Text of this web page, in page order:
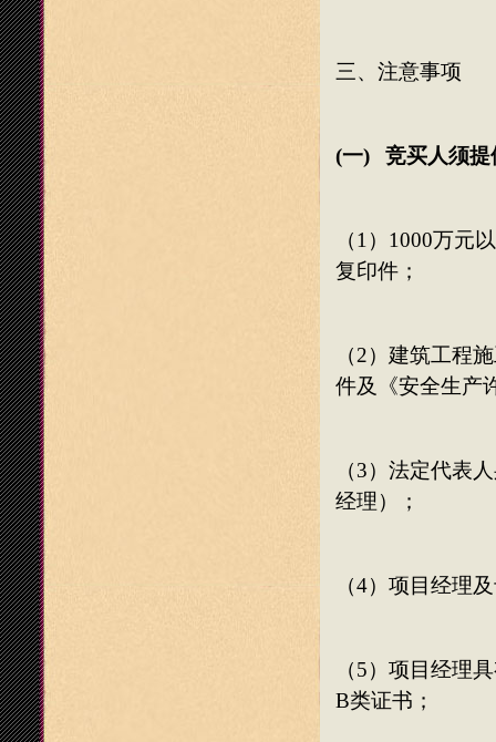
三、注意事项
(一) 竞买人须提
（1 ） 1000万元
复印件；
（2）建筑工程
件及《安全生产
（3）法定代表
经理）；
（4）项目经理
（5）项目经理
B类证书 ；